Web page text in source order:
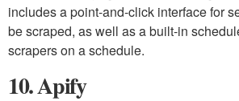
includes a point-and-click interface for
be scraped, as well as a built-in
scrapers on a schedule.
10. Apify